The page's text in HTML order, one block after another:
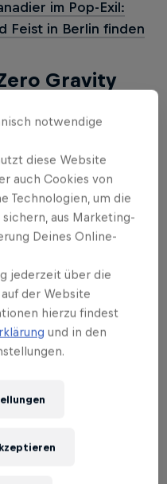
im Pop-Exil:
Feist in Berlin finden
Gravity
Folgen
Stadtkind
in 5 markanten
Geschichte von
B
Blick auf den Status
notwendige
diese Website
auch Cookies von
Technologien, um die
aus Marketing-
Deines Online-
jederzeit über die
der Website
hierzu findest
und in den